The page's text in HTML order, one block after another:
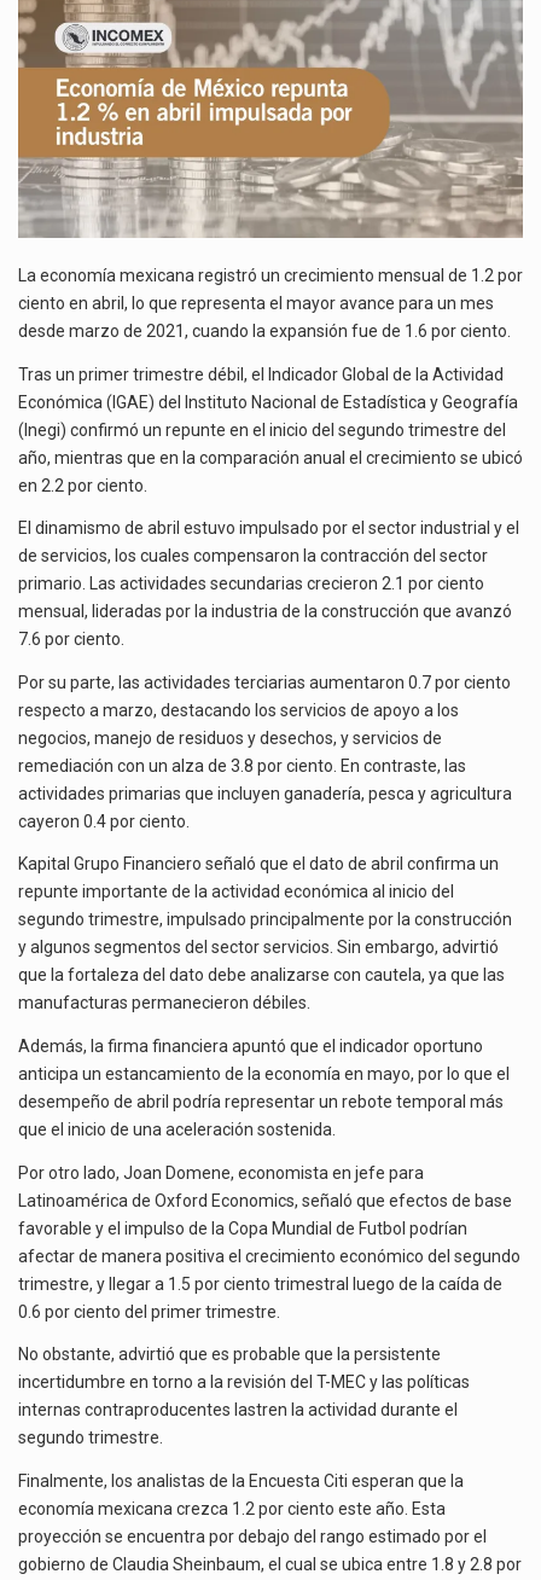
El Tribunal Federal de Justicia Administrativa (TFJA), a través de su Segunda Sala Regional en…
Los créditos fiscales determinados a empresas IMMEX rara vez nacen de una interpretación equivocada de…
ABRIL
IMPULSADA
POR
INDUSTRIA
La economía mexicana registró un crecimiento mensual de 1.2 por
ciento en abril, lo que representa el mayor avance para un mes
desde marzo de 2021, cuando la expansión fue de 1.6 por ciento.
Tras un primer trimestre débil, el Indicador Global de la Actividad
Económica (IGAE) del Instituto Nacional de Estadística y Geografía
(Inegi) confirmó un repunte en el inicio del segundo trimestre del
año, mientras que en la comparación anual el crecimiento se ubicó
en 2.2 por ciento.
El dinamismo de abril estuvo impulsado por el sector industrial y el
de servicios, los cuales compensaron la contracción del sector
primario. Las actividades secundarias crecieron 2.1 por ciento
mensual, lideradas por la industria de la construcción que avanzó
7.6 por ciento.
Por su parte, las actividades terciarias aumentaron 0.7 por ciento
respecto a marzo, destacando los servicios de apoyo a los
negocios, manejo de residuos y desechos, y servicios de
remediación con un alza de 3.8 por ciento. En contraste, las
actividades primarias que incluyen ganadería, pesca y agricultura
cayeron 0.4 por ciento.
Kapital Grupo Financiero señaló que el dato de abril confirma un
repunte importante de la actividad económica al inicio del
segundo trimestre, impulsado principalmente por la construcción
y algunos segmentos del sector servicios. Sin embargo, advirtió
que la fortaleza del dato debe analizarse con cautela, ya que las
manufacturas permanecieron débiles.
Además, la firma financiera apuntó que el indicador oportuno
anticipa un estancamiento de la economía en mayo, por lo que el
desempeño de abril podría representar un rebote temporal más
que el inicio de una aceleración sostenida.
Por otro lado, Joan Domene, economista en jefe para
Latinoamérica de Oxford Economics, señaló que efectos de base
favorable y el impulso de la Copa Mundial de Futbol podrían
afectar de manera positiva el crecimiento económico del segundo
trimestre, y llegar a 1.5 por ciento trimestral luego de la caída de
0.6 por ciento del primer trimestre.
No obstante, advirtió que es probable que la persistente
incertidumbre en torno a la revisión del T-MEC y las políticas
internas contraproducentes lastren la actividad durante el
segundo trimestre.
Finalmente, los analistas de la Encuesta Citi esperan que la
economía mexicana crezca 1.2 por ciento este año. Esta
proyección se encuentra por debajo del rango estimado por el
gobierno de Claudia Sheinbaum, el cual se ubica entre 1.8 y 2.8 por